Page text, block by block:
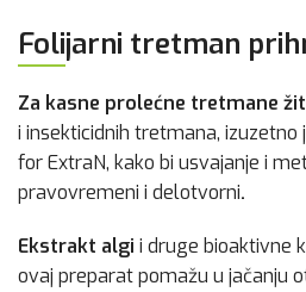
Folijarni tretman
Za kasne prolećne tretmane
i insekticidnih tretmana, izuzetno
for ExtraN, kako bi usvajanje i
pravovremeni i delotvorni.
Ekstrakt algi i druge bioaktivne
ovaj preparat pomažu u jačanju